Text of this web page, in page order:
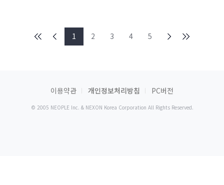
1 2 3 4 5
이용약관 개인정보처리방침 PC버전
© 2005 NEOPLE Inc. & NEXON Korea Corporation All Rights Reserved.